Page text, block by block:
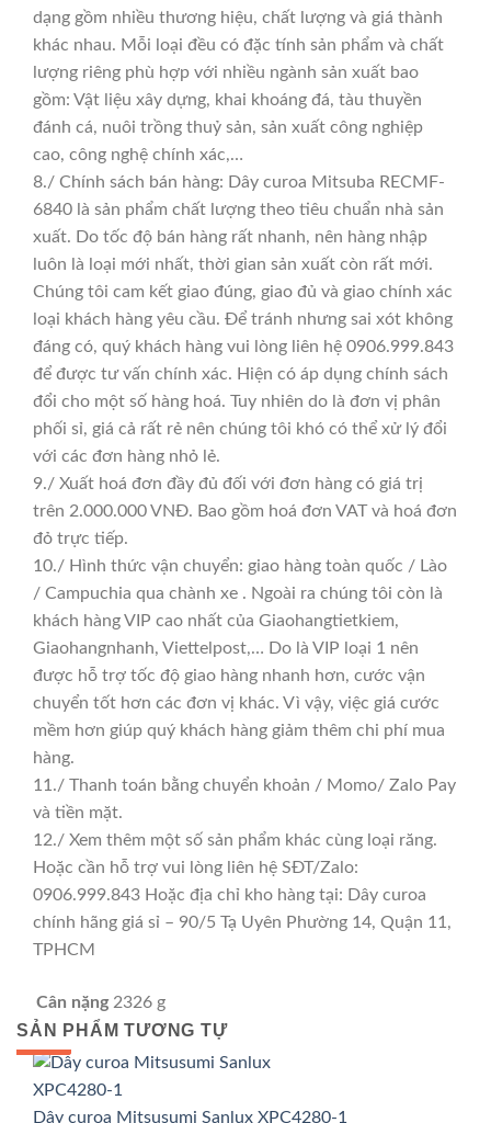
dạng gồm nhiều thương hiệu, chất lượng và giá thành
khác nhau. Mỗi loại đều có đặc tính sản phẩm và chất
lượng riêng phù hợp với nhiều ngành sản xuất bao
gồm: Vật liệu xây dựng, khai khoáng đá, tàu thuyền
đánh cá, nuôi trồng thuỷ sản, sản xuất công nghiệp
cao, công nghệ chính xác,…
8./ Chính sách bán hàng: Dây curoa Mitsuba RECMF-
6840 là sản phẩm chất lượng theo tiêu chuẩn nhà sản
xuất. Do tốc độ bán hàng rất nhanh, nên hàng nhập
luôn là loại mới nhất, thời gian sản xuất còn rất mới.
Chúng tôi cam kết giao đúng, giao đủ và giao chính xác
loại khách hàng yêu cầu. Để tránh nhưng sai xót không
đáng có, quý khách hàng vui lòng liên hệ 0906.999.843
để được tư vấn chính xác. Hiện có áp dụng chính sách
đổi cho một số hàng hoá. Tuy nhiên do là đơn vị phân
phối sỉ, giá cả rất rẻ nên chúng tôi khó có thể xử lý đổi
với các đơn hàng nhỏ lẻ.
9./ Xuất hoá đơn đầy đủ đối với đơn hàng có giá trị
trên 2.000.000 VNĐ. Bao gồm hoá đơn VAT và hoá đơn
đỏ trực tiếp.
10./ Hình thức vận chuyển: giao hàng toàn quốc / Lào
/ Campuchia qua chành xe . Ngoài ra chúng tôi còn là
khách hàng VIP cao nhất của Giaohangtietkiem,
Giaohangnhanh, Viettelpost,… Do là VIP loại 1 nên
được hỗ trợ tốc độ giao hàng nhanh hơn, cước vận
chuyển tốt hơn các đơn vị khác. Vì vậy, việc giá cước
mềm hơn giúp quý khách hàng giảm thêm chi phí mua
hàng.
11./ Thanh toán bằng chuyển khoản / Momo/ Zalo Pay
và tiền mặt.
12./ Xem thêm một số sản phẩm khác cùng loại răng.
Hoặc cần hỗ trợ vui lòng liên hệ SĐT/Zalo:
0906.999.843 Hoặc địa chỉ kho hàng tại: Dây curoa
chính hãng giá sỉ – 90/5 Tạ Uyên Phường 14, Quận 11,
TPHCM
Cân nặng 2326 g
SẢN PHẨM TƯƠNG TỰ
GIÁ SỈ
GIÁ TỐT
Dây curoa Mitsusumi Sanlux XPC4280-1